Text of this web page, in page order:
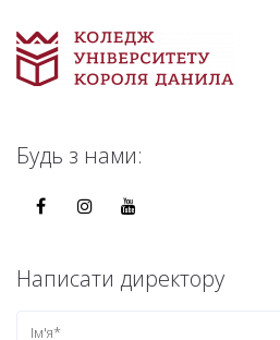
Будь з нами:
Написати директору